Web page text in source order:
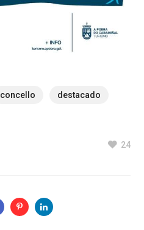
concello destacado
24